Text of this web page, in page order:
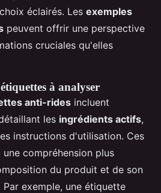
éclairés. Les exemples
peuvent offrir une perspective
cruciales qu'elles
à analyser
anti-rides incluent
les ingrédients actifs,
instructions d'utilisation. Ces
compréhension plus
du produit et de son
exemple, une étiquette